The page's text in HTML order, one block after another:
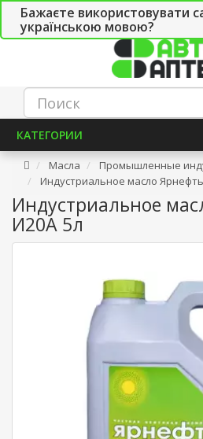
Бажаєте використовувати
українською мовою?
СТО
КАТЕГОРИИ
Масла
Промышленные
Индустриальное масло
Индустриальное
И20А 5л